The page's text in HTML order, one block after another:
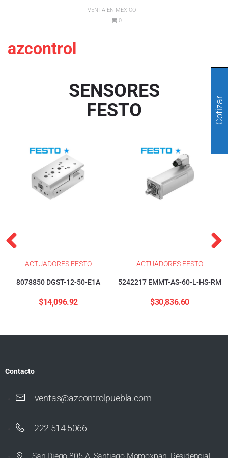
VENTA EN MEXICO
0
azcontrol
SENSORES
FESTO
ACTUADORES FESTO
8078850 DGST-12-50-E1A
$14,096.92
ACTUADORES FESTO
5242217 EMMT-AS-60-L-HS-RM
$30,836.60
Contacto
ventas@azcontrolpuebla.com
222 514 5066
Cotizar